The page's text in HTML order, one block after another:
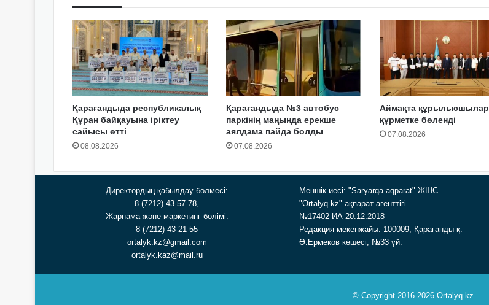
Қарағандыда республикалық
Құран байқауына іріктеу
сайысы өтті
08.08.2026
Қарағандыда №3 автобус
паркінің маңында ерекше
аялдама пайда болды
07.08.2026
Аймақта құрылысшылар
құрметке бөленді
07.08.2026
Директордың қабылдау бөлмесі:
8 (7212) 43-57-78,
Жарнама және маркетинг бөлімі:
8 (7212) 43-21-55
ortalyk.kz@gmail.com
ortalyk.kaz@mail.ru
Меншік иесі: "Saryarqa aqparat" ЖШС
"Ortalyq.kz" ақпарат агенттігі
№17402-ИА 20.12.2018
Редакция мекенжайы: 100009, Қарағанды қ.
Ә.Ермеков көшесі, №33 үй.
© Copyright 2016-2026 Ortalyq.kz